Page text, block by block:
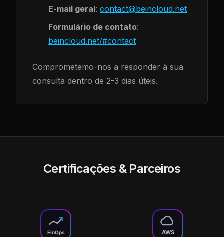
E-mail geral: contact@beincloud.net
Formulário de contato:
beincloud.net/#contact
Comprometemo-nos a responder à sua
consulta dentro de 2-3 dias úteis.
Certificações & Parceiros